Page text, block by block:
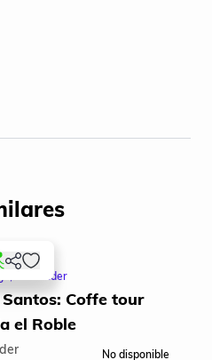
Santander
Coffe tour
el Roble
No disponible